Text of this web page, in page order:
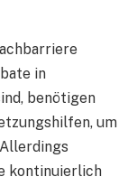
in
benötigen
um
kontinuierlich